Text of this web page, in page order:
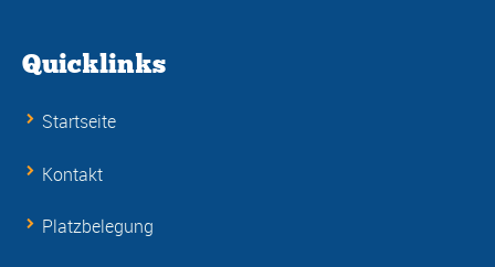
Quicklinks
Startseite
Kontakt
Platzbelegung